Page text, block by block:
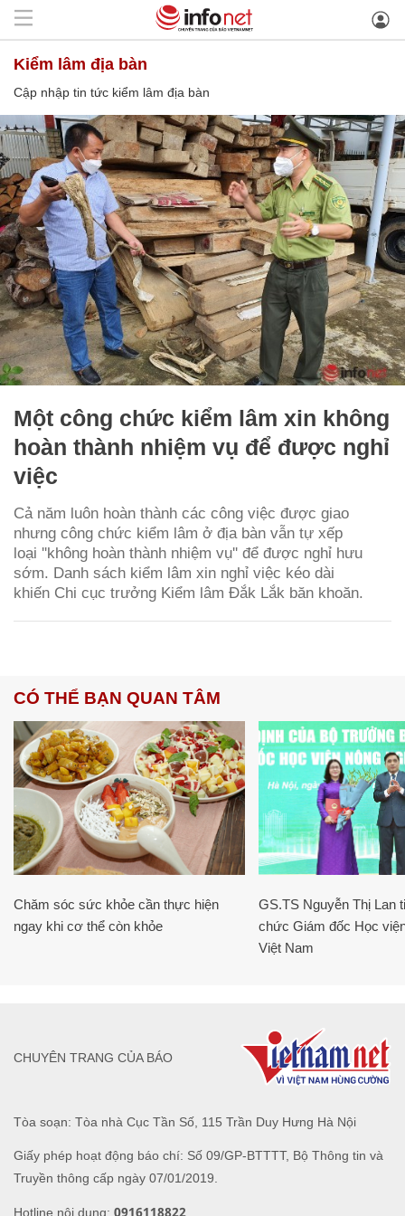
kiểm lâm địa bàn
Cập nhập tin tức kiểm lâm địa bàn
Một công chức kiểm lâm xin không
hoàn thành nhiệm vụ để được nghỉ
việc
Cả năm luôn hoàn thành các công việc được giao
nhưng công chức kiểm lâm ở địa bàn vẫn tự xếp
loại ''không hoàn thành nhiệm vụ'' để được nghỉ hưu
sớm. Danh sách kiểm lâm xin nghỉ việc kéo dài
khiến Chi cục trưởng Kiểm lâm Đắk Lắk băn khoăn.
CÓ THỂ BẠN QUAN TÂM
Chăm sóc sức khỏe cần thực hiện
ngay khi cơ thể còn khỏe
GS.TS Nguyễn Thị Lan
chức Giám đốc Học
Việt Nam
Tòa soạn: Tòa nhà Cục Tần Số, 115 Trần Duy Hưng Hà Nội
Giấy phép hoạt động báo chí: Số 09/GP-BTTTT, Bộ Thông tin và
Truyền thông cấp ngày 07/01/2019.
Hotline nội dung: 0916118822
CHUYÊN TRANG CỦA BÁO